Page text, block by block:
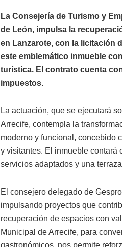
La Consejería de Turismo y
de León, impulsa la
en Lanzarote, con la licitación
este emblemático inmueble
turística. El contrato cuenta
impuestos.
La actuación, que se ejecutará
Arrecife, contempla la
moderno y funcional, concebido
y visitantes. El inmueble contará
servicios adaptados y una
El consejero delegado de
impulsando proyectos que
recuperación de espacios con
Municipal de Arrecife, para
gastronómicos, nos permite